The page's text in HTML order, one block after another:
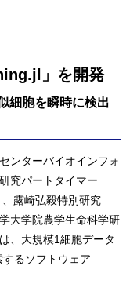
」を開発
細胞を瞬時に検出
ンターバイオインフォ
究パートタイマー
露崎弘毅特別研究
大学院農学生命科学研
、大規模1細胞データ
るソフトウェア